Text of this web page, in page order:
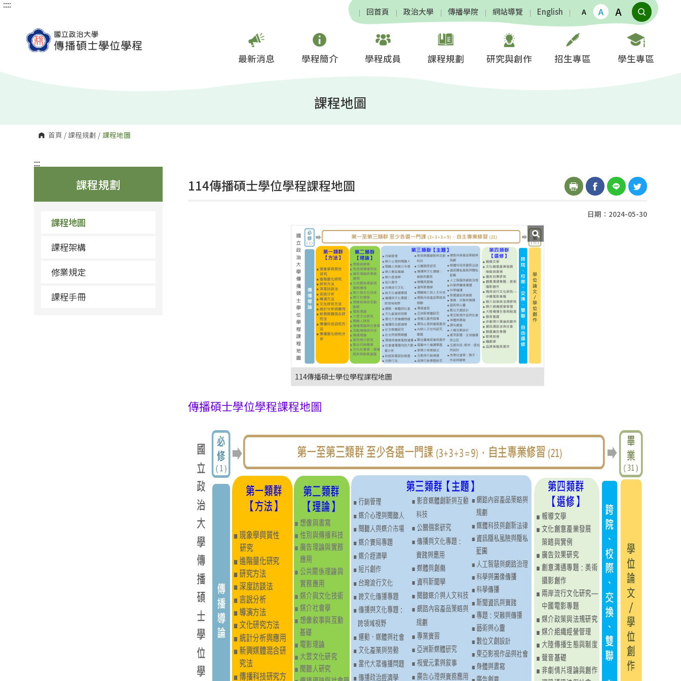
跳
:::
回首頁 政治大學 傳播學院 網站導覽 English A A A
最新消息 學程簡介 學程成員 課程規劃 研究與創作 招生專區 學生專區
課程地圖
首頁 / 課程規劃 / 課程地圖
:::
課程規劃
課程地圖
課程架構
修業規定
課程手冊
:::
114傳播碩士學位學程課程地圖
日期：2024-05-30
114傳播碩士學位學程課程地圖
傳播碩士學位學程課程地圖